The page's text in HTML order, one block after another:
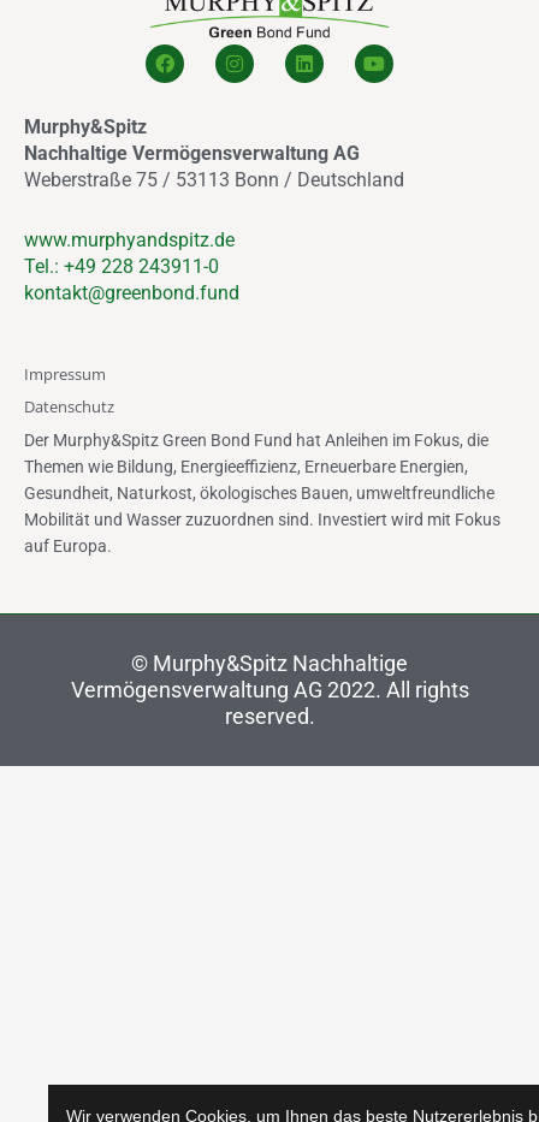
F
a
c
o
o
k
I
n
s
g
r
a
L
i
n
d
i
n
Y
o
u
Murphy&Spitz
Nachhaltige Vermögensverwaltung AG
Weberstraße 75 / 53113 Bonn / Deutschland
www.murphyandspitz.de
Tel.: +49 228 243911-0
kontakt@greenbond.fund
Impressum
Datenschutz
Der Murphy&Spitz Green Bond Fund hat Anleihen im Fokus, die
Themen wie Bildung, Energieeffizienz, Erneuerbare Energien,
Gesundheit, Naturkost, ökologisches Bauen, umweltfreundliche
Mobilität und Wasser zuzuordnen sind. Investiert wird mit Fokus
auf Europa.
© Murphy&Spitz Nachhaltige
Vermögensverwaltung AG 2022. All rights
reserved.
Wir verwenden Cookies, um Ihnen das beste Nutzererlebnis